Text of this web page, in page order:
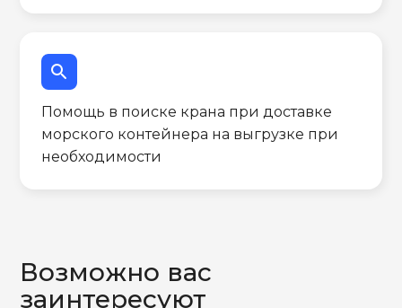
search
Помощь в поиске крана при доставке
морского контейнера на выгрузке при
необходимости
Возможно вас
заинтересуют